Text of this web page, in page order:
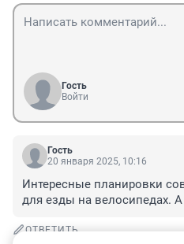
Гость
Войти
Гость
20 января 2025, 10:16
Интересные планировки
для езды на велосипедах. А
ОТВЕТИТЬ